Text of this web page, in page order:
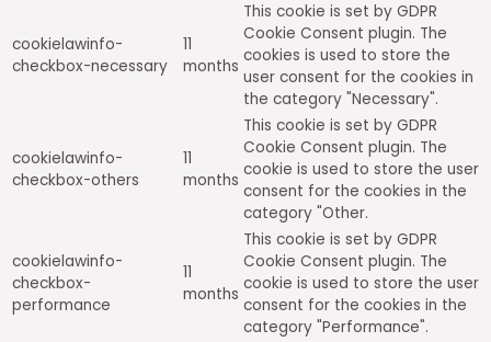
cookielawinfo-
checkbox-necessary
11
months
This cookie is set by GDPR
Cookie Consent plugin. The
cookies is used to store the
user consent for the cookies in
the category "Necessary".
cookielawinfo-
checkbox-others
11
months
This cookie is set by GDPR
Cookie Consent plugin. The
cookie is used to store the user
consent for the cookies in the
category "Other.
cookielawinfo-
checkbox-
performance
11
months
This cookie is set by GDPR
Cookie Consent plugin. The
cookie is used to store the user
consent for the cookies in the
category "Performance".